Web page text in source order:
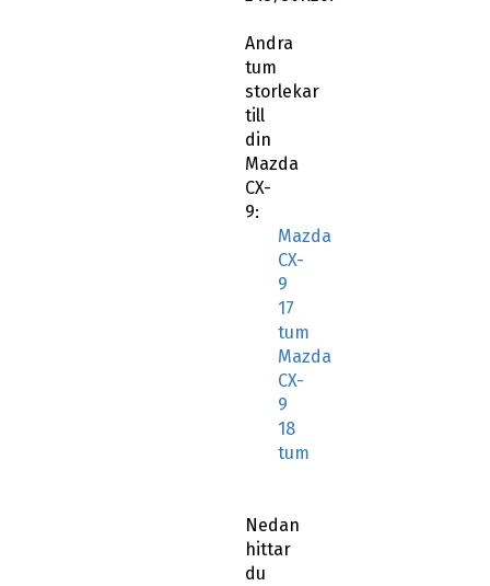
Andra
tum
storlekar
till
din
Mazda
CX-
9:
Mazda
CX-
9
17
tum
Mazda
CX-
9
18
tum
Nedan
hittar
du